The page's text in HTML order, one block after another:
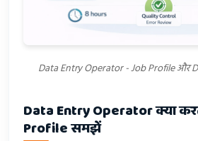
Data Entry Operator - Job Profile और
Data Entry Operator क्या
Profile समझें